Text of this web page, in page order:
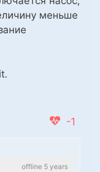
меньше
-1
offline 5 years